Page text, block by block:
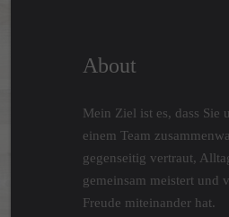
About
Mein Ziel ist es, dass Sie
einem Team
gegenseitig vertraut,
gemeinsam meistert und
Freude miteinander hat.